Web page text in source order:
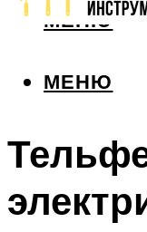
МЕНЮ
МЕНЮ